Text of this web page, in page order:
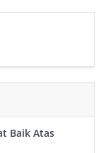
Baik Atas